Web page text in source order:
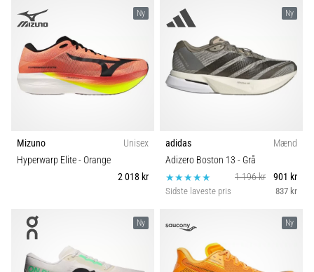
Ny
Mizuno
Unisex
Hyperwarp Elite- Orange
2 018 kr
Ny
adidas
Mænd
Adizero Boston 13 - Grå
1 196 kr
901 kr
Sidste laveste pris 837 kr
Ny Ny